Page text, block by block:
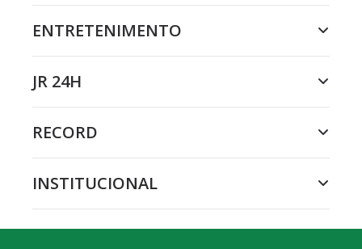
ENTRETENIMENTO
JR 24H
RECORD
INSTITUCIONAL